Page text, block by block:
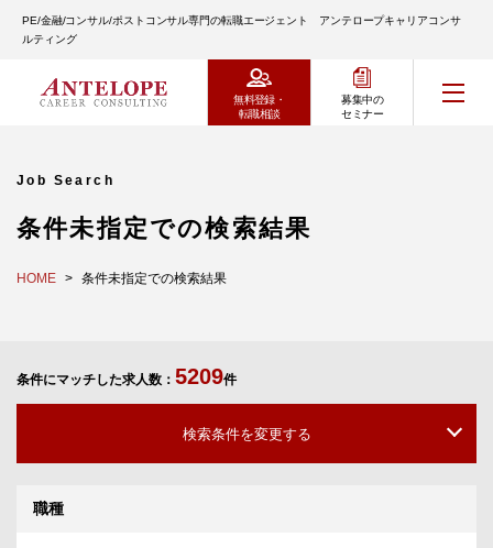
PE/金融/コンサル/ポストコンサル専門の転職エージェント アンテロープキャリアコンサ
ルティング
無料登録・
転職相談
募集中の
セミナー
Job Search
条件未指定での検索結果
HOME 条件未指定での検索結果
条件にマッチした求人数： 5209件
検索条件を変更する
職種